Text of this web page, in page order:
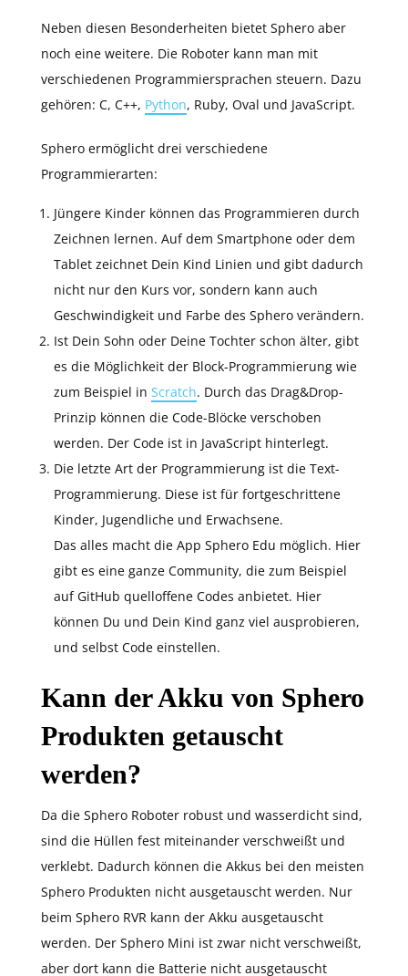
Neben diesen Besonderheiten bietet Sphero aber
noch eine weitere. Die Roboter kann man mit
verschiedenen Programmiersprachen steuern. Dazu
gehören: C, C++, Python, Ruby, Oval und JavaScript.
Sphero ermöglicht drei verschiedene
Programmierarten:
Jüngere Kinder können das Programmieren durch
Zeichnen lernen. Auf dem Smartphone oder dem
Tablet zeichnet Dein Kind Linien und gibt dadurch
nicht nur den Kurs vor, sondern kann auch
Geschwindigkeit und Farbe des Sphero verändern.
Ist Dein Sohn oder Deine Tochter schon älter, gibt
es die Möglichkeit der Block-Programmierung wie
zum Beispiel in Scratch. Durch das Drag&Drop-
Prinzip können die Code-Blöcke verschoben
werden. Der Code ist in JavaScript hinterlegt.
Die letzte Art der Programmierung ist die Text-
Programmierung. Diese ist für fortgeschrittene
Kinder, Jugendliche und Erwachsene.
Das alles macht die App Sphero Edu möglich. Hier
gibt es eine ganze Community, die zum Beispiel
auf GitHub quelloffene Codes anbietet. Hier
können Du und Dein Kind ganz viel ausprobieren,
und selbst Code einstellen.
Kann der Akku von Sphero
Produkten getauscht
werden?
Da die Sphero Roboter robust und wasserdicht sind,
sind die Hüllen fest miteinander verschweißt und
verklebt. Dadurch können die Akkus bei den meisten
Sphero Produkten nicht ausgetauscht werden. Nur
beim Sphero RVR kann der Akku ausgetauscht
werden. Der Sphero Mini ist zwar nicht verschweißt,
aber dort kann die Batterie nicht ausgetauscht